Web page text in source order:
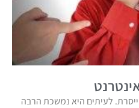
לעיתים היא נמשכת הרבה